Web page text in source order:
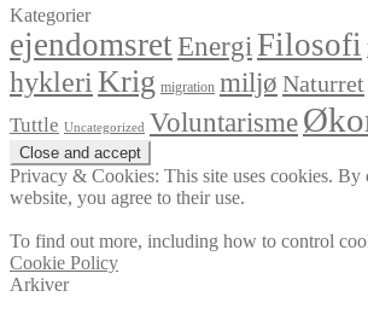
Kategorier
ejendomsretEnergiFilosofi
hykleri Krig migration miljø Naturret
Tuttle Uncategorized Voluntarisme
Privacy & Cookies: This site uses cookies. By
website, you agree to their use.
To find out more, including how to control
Cookie Policy
Arkiver